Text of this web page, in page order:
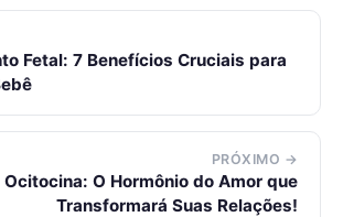
Fetal: 7 Benefícios Cruciais para
PRÓXIMO →
Ocitocina: O Hormônio do Amor que
Transformará Suas Relações!